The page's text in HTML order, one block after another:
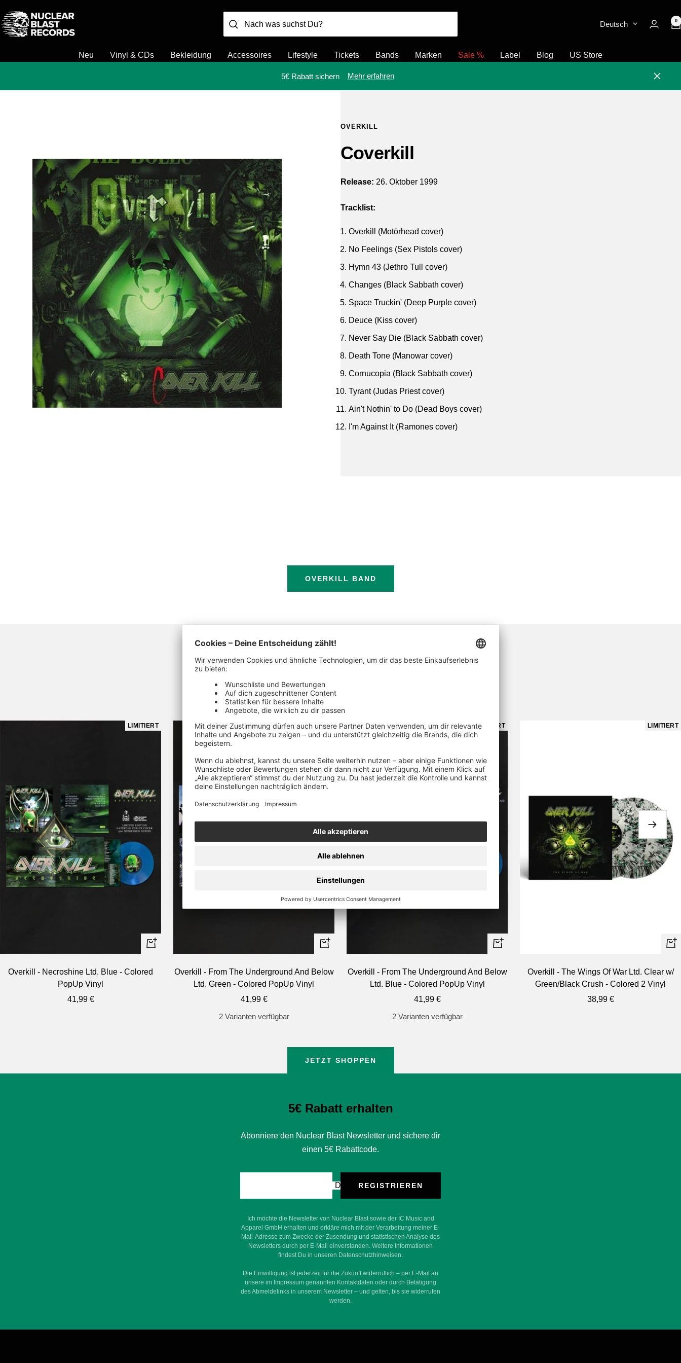
zum
Inhalt
Nuclear
Blast
Deutsch 0
Neu Vinyl & CDs Bekleidung Accessoires Lifestyle Tickets Bands Marken Sale % Label Blog US Store
5€ Rabatt sichern Mehr erfahren
OVERKILL
Coverkill
Release: 26. Oktober 1999
Tracklist:
Overkill (Motörhead cover)
No Feelings (Sex Pistols cover)
Hymn 43 (Jethro Tull cover)
Changes (Black Sabbath cover)
Space Truckin' (Deep Purple cover)
Deuce (Kiss cover)
Never Say Die (Black Sabbath cover)
Death Tone (Manowar cover)
Cornucopia (Black Sabbath cover)
Tyrant (Judas Priest cover)
Ain't Nothin' to Do (Dead Boys cover)
I'm Against It (Ramones cover)
OVERKILL BAND
Musik & Merch
Sichere dir dein Exemplar von Coverkill und vielen weiteren Releases.
LIMITIERT
In
Warenkorb
Overkill - Necroshine Ltd. Blue - Colored
PopUp Vinyl
Angebotspreis
41,99 €
LIMITIERT
In
Warenkorb
Overkill - From The Underground And Below
Ltd. Green - Colored PopUp Vinyl
Angebotspreis
41,99 €
2 Varianten verfügbar
LIMITIERT
In
Warenkorb
Overkill - From The Underground And Below
Ltd. Blue - Colored PopUp Vinyl
Angebotspreis
41,99 €
2 Varianten verfügbar
LIMITIERT
In
Overkill - The Wings Of War Ltd. Clear w/
Green/Black Crush - Colored 2 Vinyl
Angebotspreis
38,99 €
Weiter
JETZT SHOPPEN
5€ Rabatt erhalten
Abonniere den Nuclear Blast Newsletter und sichere dir
einen 5€ Rabattcode.
Deine E-MailREGISTRIEREN
Ich möchte die Newsletter von Nuclear Blast sowie der IC Music and
Apparel GmbH erhalten und erkläre mich mit der Verarbeitung meiner E-
Mail-Adresse zum Zwecke der Zusendung und statistischen Analyse des
Newsletters durch per E-Mail einverstanden. Weitere Informationen
findest Du in unseren Datenschutzhinweisen.
Die Einwilligung ist jederzeit für die Zukunft widerruflich – per E-Mail an
unsere im Impressum genannten Kontaktdaten oder durch Betätigung
des Abmeldelinks in unserem Newsletter – und gelten, bis sie widerrufen
werden.